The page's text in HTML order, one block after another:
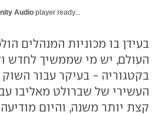
Audio player ready...
בעידן בו מכוניות המנהלים
העולם, יש מי שממשיך לחדש
בקטגוריה - בעיקר עבור
העשירי של שברולט מאליבו